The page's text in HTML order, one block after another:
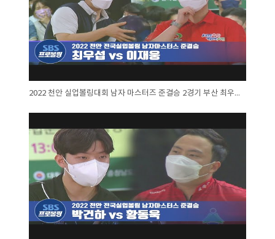
2022 천안 실업볼링대회 남자 마스터즈 준결승 2경기 부산 최우섭 대 천안 이재웅